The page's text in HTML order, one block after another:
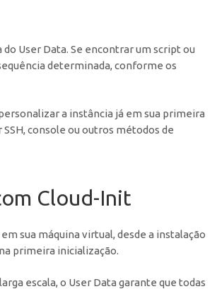
User Data. Se encontrar um script ou
determinada, conforme os
a instância já em sua primeira
console ou outros métodos de
Cloud-Init
sua máquina virtual, desde a instalação
primeira inicialização.
escala, o User Data garante que todas